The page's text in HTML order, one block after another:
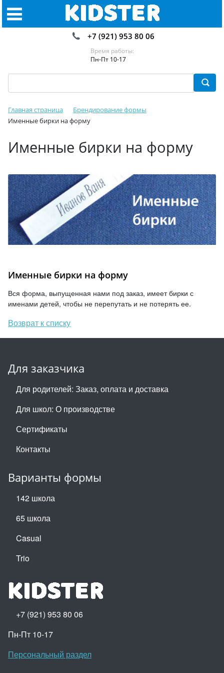
+7 (921) 953 80 06
Время работы:
Пн-Пт 10-17
Главная страница
Брендирование формы
Именные бирки на форму
Именные бирки на форму
Именные бирки на форму
Вся форма, выпущенная нами под заказ, имеет бирки с
именами детей, чтобы не перепутать и не потерять ее.
Возврат к списку
Для заказчика
Для родителей: Заказ, оплата и доставка
Для школ: О производстве
Сертификаты
Контакты
Варианты формы
142 школа
65 школа
Casual
Trio
+7 (921) 953 80 06
Пн-Пт 10-17
Персональный раздел